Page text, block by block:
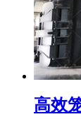
高效